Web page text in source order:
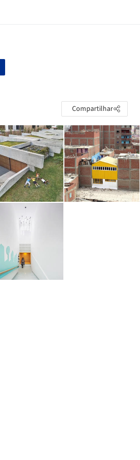
Compartilhar